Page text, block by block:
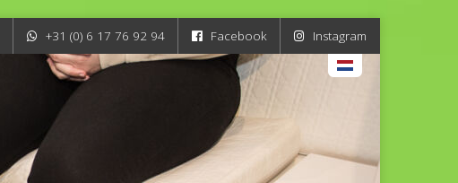
+31 (0) 6 17 76 92 94 Facebook Instagram